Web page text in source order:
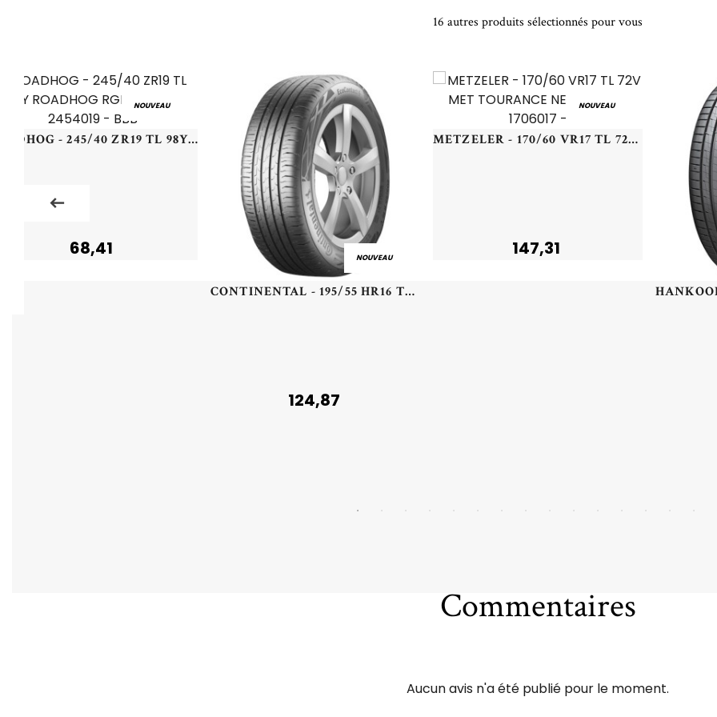
16 autres produits sélectionnés pour vous
NOUVEAU
ROADHOG - 245/40 ZR19 TL 98Y ROADHOG RGHP02 XL - 2454019 - BBB
68,41 NOUVEAU
CONTINENTAL - 195/55 HR16 TL 87H CO ECO CONTACT 6 - 1955516 - ABB
124,87
NOUVEAU
METZELER - 170/60 VR17 TL 72V MET TOURANCE NEXT (B) R - 1706017 -
147,31
Commentaires
Aucun avis n'a été publié pour le moment.